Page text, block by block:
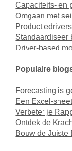
Capaciteits- en
Omgaan met
Standaardiseer
Driver-based
Populaire
Forecasting is
Een Excel-
Verbeter je
Ontdek de
Bouw de Juiste